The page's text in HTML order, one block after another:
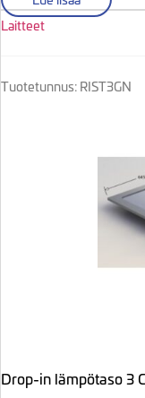
Laitteet
Tuotetunnus: RIST3GN
Drop-in lämpötaso 3